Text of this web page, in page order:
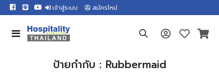
เข้าสู่ระบบ สมัครใหม่
ป้ายกำกับ : Rubbermaid